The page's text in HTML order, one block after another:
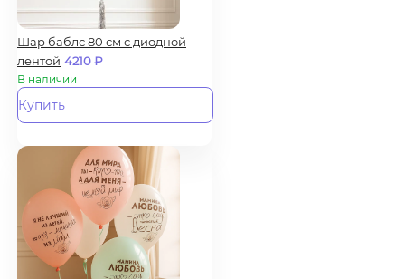
Шар баблс 80 см с диодной
лентой 4210₽
В наличии
Купить